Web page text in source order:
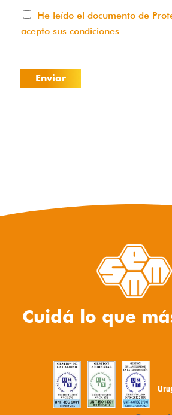
He leído el documento de
acepto sus condiciones
Enviar
Cuidá lo que